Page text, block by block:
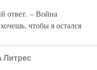
ответ. – Война
чтобы я остался
этих мерзких
Литрес